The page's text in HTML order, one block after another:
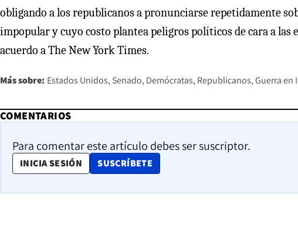
obligando a los republicanos a pronunciarse repetidamente
impopular y cuyo costo plantea peligros políticos de cara a las
acuerdo a The New York Times.
Más sobre: Estados Unidos Senado Demócratas Republicanos Guerra en
COMENTARIOS
Para comentar este artículo debes ser suscriptor.
INICIA SESIÓN SUSCRÍBETE
OPENS IN NEW WINDOW